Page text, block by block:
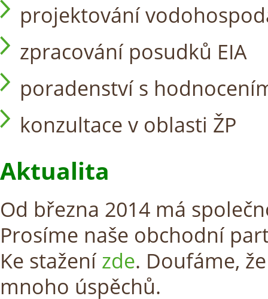
projektování
zpracování posudků EIA
poradenství s
konzultace v oblasti ŽP
Aktualita
Od března 2014 má
Prosíme naše obchodní
Ke staženízde. Doufáme,
mnoho úspěchů.